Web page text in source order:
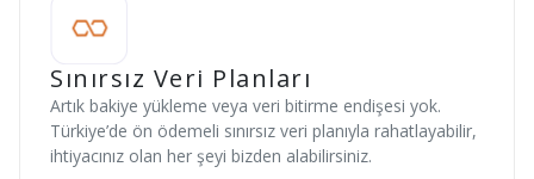
Sınırsız Veri Planları
Artık bakiye yükleme veya veri bitirme endişesi yok.
Türkiye’de ön ödemeli sınırsız veri planıyla rahatlayabilir,
ihtiyacınız olan her şeyi bizden alabilirsiniz.